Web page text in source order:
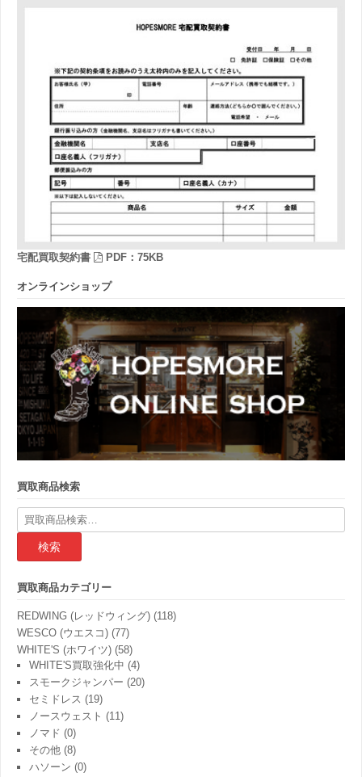
宅配買取契約書 PDF：75KB
オンラインショップ
買取商品検索
検
索
果:
買取商品カテゴリー
REDWING (レッドウィング) (118)
WESCO (ウエスコ) (77)
WHITE'S (ホワイツ) (58)
WHITE'S買取強化中 (4)
スモークジャンパー (20)
セミドレス (19)
ノースウェスト (11)
ノマド (0)
その他 (8)
ハソーン (0)